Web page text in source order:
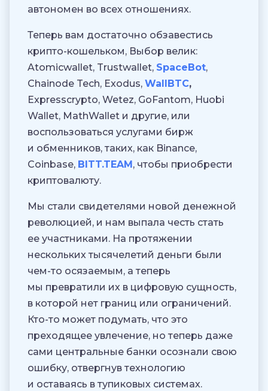
автономен во всех отношениях.
Теперь вам достаточно обзавестись
крипто-кошельком, Выбор велик:
Atomicwallet, Trustwallet, SpaceBot,
Chainode Tech, Exodus, WallBTC,
Expresscrypto, Wetez, GoFantom, Huobi
Wallet, MathWallet и другие, или
воспользоваться услугами бирж
и обменников, таких, как Binance,
Coinbase, BITT.TEAM , чтобы приобрести
криптовалюту.
Мы стали свидетелями новой денежной
революцией, и нам выпала честь стать
ее участниками. На протяжении
нескольких тысячелетий деньги были
чем-то осязаемым, а теперь
мы превратили их в цифровую сущность,
в которой нет границ или ограничений.
Кто-то может подумать, что это
преходящее увлечение, но теперь даже
сами центральные банки осознали свою
ошибку, отвергнув технологию
и оставаясь в тупиковых системах.